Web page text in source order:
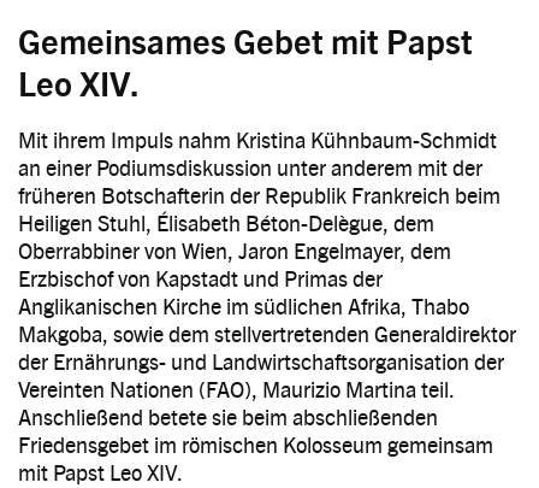
Gemeinsames Gebet mit Papst
Leo XIV.
Mit ihrem Impuls nahm Kristina Kühnbaum-Schmidt
an einer Podiumsdiskussion unter anderem mit der
früheren Botschafterin der Republik Frankreich beim
Heiligen Stuhl, Élisabeth Béton-Delègue, dem
Oberrabbiner von Wien, Jaron Engelmayer, dem
Erzbischof von Kapstadt und Primas der
Anglikanischen Kirche im südlichen Afrika, Thabo
Makgoba, sowie dem stellvertretenden Generaldirektor
der Ernährungs- und Landwirtschaftsorganisation der
Vereinten Nationen (FAO), Maurizio Martina teil.
Anschließend betete sie beim abschließenden
Friedensgebet im römischen Kolosseum gemeinsam
mit Papst Leo XIV.